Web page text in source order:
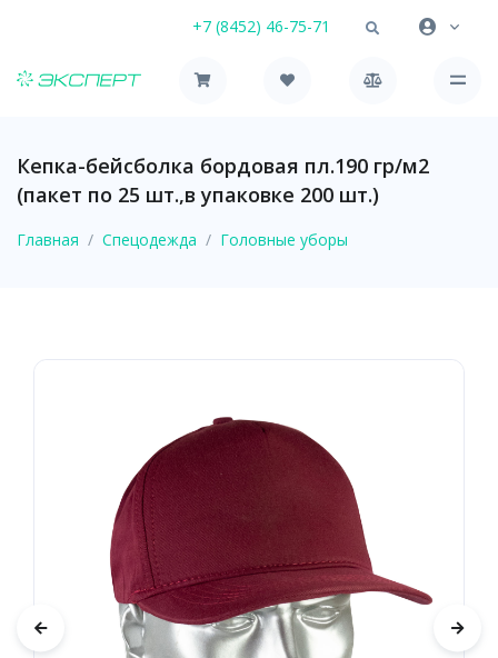
+7 (8452) 46-75-71
Кепка-бейсболка бордовая пл.190 гр/м2
(пакет по 25 шт.,в упаковке 200 шт.)
Главная Спецодежда Головные уборы